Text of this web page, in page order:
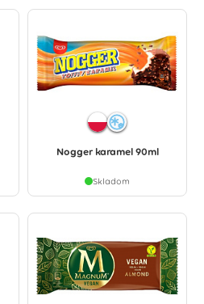
Nogger karamel 90ml
Skladom